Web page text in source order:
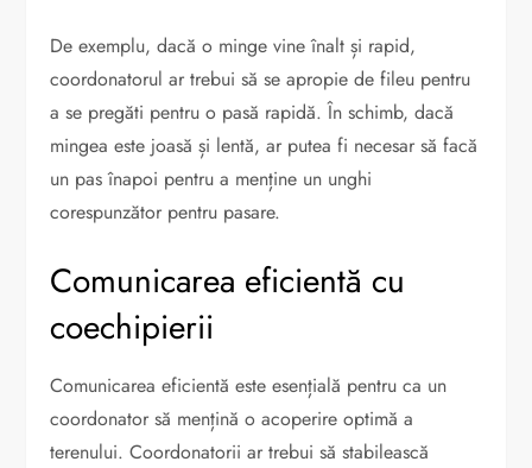
De exemplu, dacă o minge vine înalt și rapid,
coordonatorul ar trebui să se apropie de fileu pentru
a se pregăti pentru o pasă rapidă. În schimb, dacă
mingea este joasă și lentă, ar putea fi necesar să facă
un pas înapoi pentru a menține un unghi
corespunzător pentru pasare.
Comunicarea eficientă cu
coechipierii
Comunicarea eficientă este esențială pentru ca un
coordonator să mențină o acoperire optimă a
terenului. Coordonatorii ar trebui să stabilească